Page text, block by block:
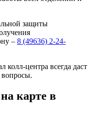
защиты
– 8 (49636) 2-24-
центра всегда даст
карте в